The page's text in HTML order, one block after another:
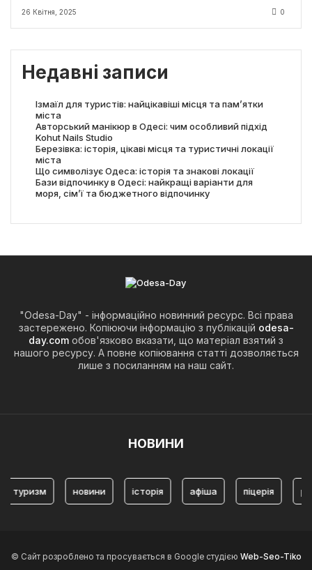
26 Квітня, 2025 0
Недавні записи
Ізмаїл для туристів: найцікавіші місця та пам’ятки
міста
Авторський манікюр в Одесі: чим особливий підхід
Kohut Nails Studio
Березівка: історія, цікаві місця та туристичні локації
міста
Що символізує Одеса: історія та знакові локації
Бази відпочинку в Одесі: найкращі варіанти для
моря, сім’ї та бюджетного відпочинку
"Odesa-Day" - інформаційно новинний ресурс. Всі права
застережено. Копіюючи інформацію з публікацій odesa-
day.com обов'язково вказати, що матеріал взятий з
нашого ресурсу. А повне копіювання статті дозволяється
лише з посиланням на наш сайт.
НОВИНИ
туризм новини історія афіша піцерія
© Сайт розроблено та просувається в Google студією Web-Seo-Tiko